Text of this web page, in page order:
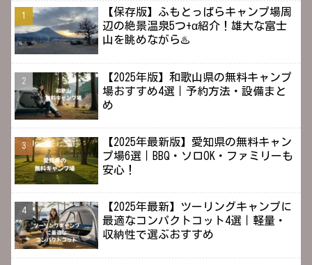
【保存版】ふもとっぱらキャンプ場周
辺の絶景温泉5つ+α紹介！雄大な富士
山を眺めながら♨️
【2025年版】和歌山県の無料キャンプ
場おすすめ4選｜予約方法・設備まと
め
【2025年最新版】愛知県の無料キャン
プ場6選｜BBQ・ソロOK・ファミリーも
安心！
【2025年最新】ツーリングキャンプに
最適なコンパクトコット4選｜軽量・
収納性で選ぶおすすめ